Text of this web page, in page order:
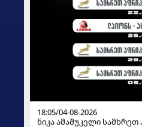
18:05/04-08-2026
ნიკა ამაშუკელი